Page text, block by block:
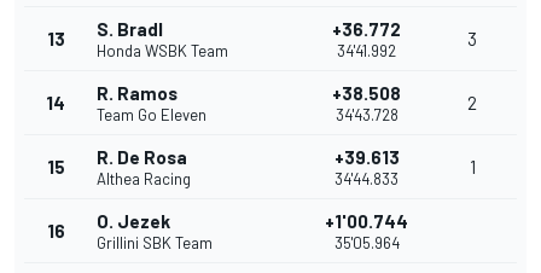
13 S. Bradl
Honda WSBK Team
+36.772
34'41.992
3
14 R. Ramos
Team Go Eleven
+38.508
34'43.728
2
15 R. De Rosa
Althea Racing
+39.613
34'44.833
1
16 O. Jezek
Grillini SBK Team
+1'00.744
35'05.964